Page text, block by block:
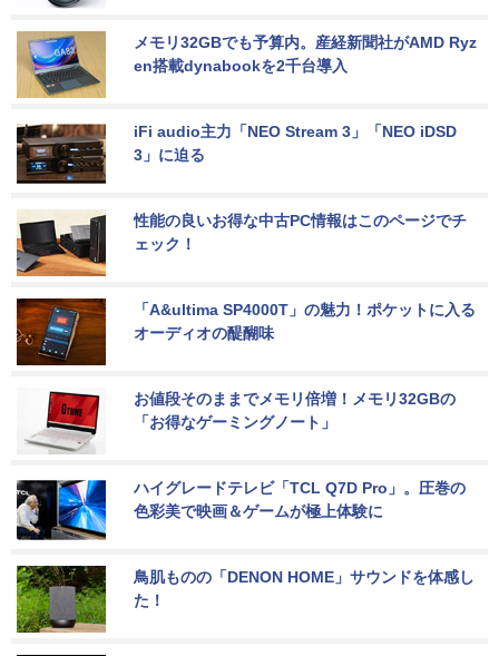
メモリ32GBでも予算内。産経新聞社がAMD Ryz
en搭載dynabookを2千台導入
iFi audio主力「NEO Stream 3」「NEO iDSD
3」に迫る
性能の良いお得な中古PC情報はこのページでチ
ェック！
「A&ultima SP4000T」の魅力！ポケットに入る
オーディオの醍醐味
お値段そのままでメモリ倍増！メモリ32GBの
「お得なゲーミングノート」
ハイグレードテレビ「TCL Q7D Pro」。圧巻の
色彩美で映画＆ゲームが極上体験に
鳥肌ものの「DENON HOME」サウンドを体感し
た！